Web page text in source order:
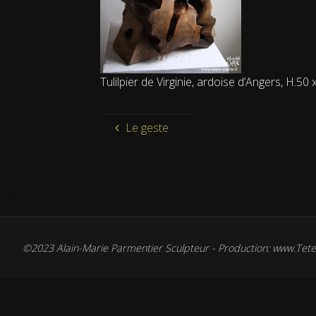
Tulilpier de Virginie, ardoise d’Angers, H.50
Le geste
©2023 Alain-Marie Parmentier Sculpteur - Production: